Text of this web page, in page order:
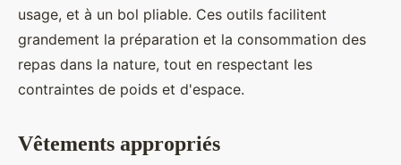
usage, et à un bol pliable. Ces outils facilitent
grandement la préparation et la consommation des
repas dans la nature, tout en respectant les
contraintes de poids et d'espace.
Vêtements appropriés